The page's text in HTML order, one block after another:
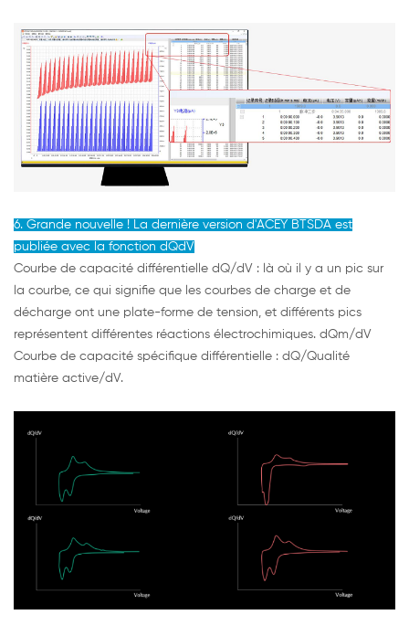
6. Grande nouvelle ! La dernière version d'ACEY BTSDA est
publiée avec la fonction dQdV
Courbe de capacité différentielle dQ/dV : là où il y a un pic sur
la courbe, ce qui signifie que les courbes de charge et de
décharge ont une plate-forme de tension, et différents pics
représentent différentes réactions électrochimiques. dQm/dV
Courbe de capacité spécifique différentielle : dQ/Qualité
matière active/dV.